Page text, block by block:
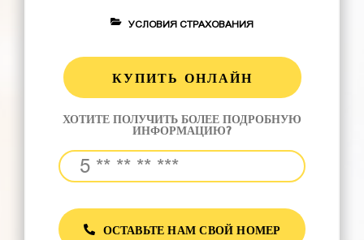
УСЛОВИЯ СТРАХОВАНИЯ
КУПИТЬ ОНЛАЙН
ХОТИТЕ ПОЛУЧИТЬ БОЛЕЕ ПОДРОБНУЮ
ИНФОРМАЦИЮ?
ОСТАВЬТЕ НАМ СВОЙ НОМЕР